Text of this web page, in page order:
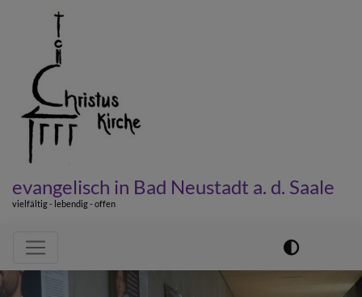
evangelisch in Bad Neustadt a. d. Saale
vielfältig - lebendig - offen
Hauptnavigation